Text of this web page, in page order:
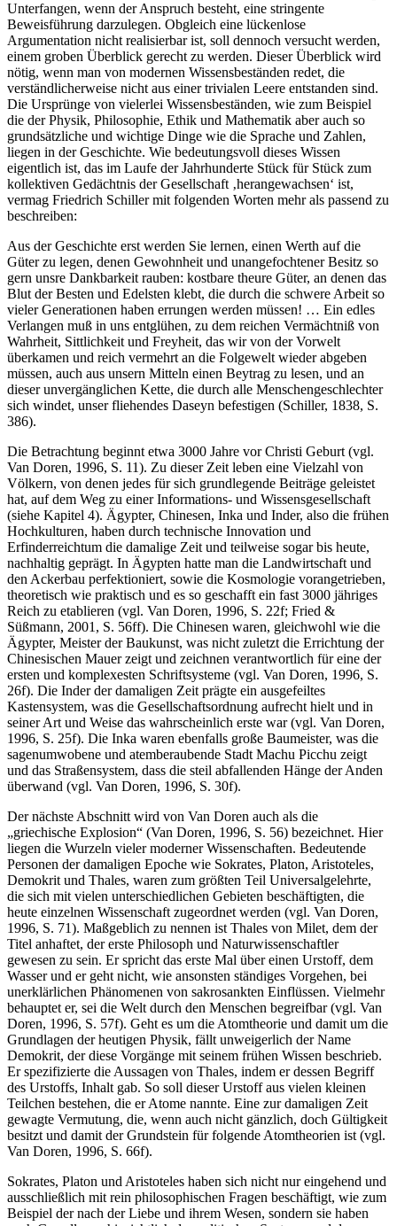
Eine kleine Geschichte des Wissens im Laufe der Jahrhunderte zu
schreiben, gleicht einer Definition der Zeit. Ein mehr als schwieriges
Unterfangen, wenn der Anspruch besteht, eine stringente
Beweisführung darzulegen. Obgleich eine lückenlose
Argumentation nicht realisierbar ist, soll dennoch versucht werden,
einem groben Überblick gerecht zu werden. Dieser Überblick wird
nötig, wenn man von modernen Wissensbeständen redet, die
verständlicherweise nicht aus einer trivialen Leere entstanden sind.
Die Ursprünge von vielerlei Wissensbeständen, wie zum Beispiel
die der Physik, Philosophie, Ethik und Mathematik aber auch so
grundsätzliche und wichtige Dinge wie die Sprache und Zahlen,
liegen in der Geschichte. Wie bedeutungsvoll dieses Wissen
eigentlich ist, das im Laufe der Jahrhunderte Stück für Stück zum
kollektiven Gedächtnis der Gesellschaft ‚herangewachsen‘ ist,
beschreiben:
Aus der Geschichte erst werden Sie lernen, einen Werth auf die
Güter zu legen, denen Gewohnheit und unangefochtener Besitz so
gern unsre Dankbarkeit rauben: kostbare theure Güter, an denen das
Blut der Besten und Edelsten klebt, die durch die schwere Arbeit so
vieler Generationen haben errungen werden müssen! … Ein edles
Verlangen muß in uns entglühen, zu dem reichen Vermächtniß von
Wahrheit, Sittlichkeit und Freyheit, das wir von der Vorwelt
überkamen und reich vermehrt an die Folgewelt wieder abgeben
müssen, auch aus unsern Mitteln einen Beytrag zu lesen, und an
dieser unvergänglichen Kette, die durch alle Menschengeschlechter
386).
Die Betrachtung beginnt etwa 3000 Jahre vor Christi Geburt (vgl.
Van Doren, 1996, S. 11). Zu dieser Zeit leben eine Vielzahl von
Völkern, von denen jedes für sich grundlegende Beiträge geleistet
hat, auf dem Weg zu einer Informations- und Wissensgesellschaft
(siehe Kapitel 4). Ägypter, Chinesen, Inka und Inder, also die frühen
Hochkulturen, haben durch technische Innovation und
Erfinderreichtum die damalige Zeit und teilweise sogar bis heute,
nachhaltig geprägt. In Ägypten hatte man die Landwirtschaft und
den Ackerbau perfektioniert, sowie die Kosmologie vorangetrieben,
theoretisch wie praktisch und es so geschafft ein fast 3000 jähriges
Reich zu etablieren (vgl. Van Doren, 1996, S. 22f; Fried &
Süßmann, 2001, S. 56ff). Die Chinesen waren, gleichwohl wie die
Ägypter, Meister der Baukunst, was nicht zuletzt die Errichtung der
Chinesischen Mauer zeigt und zeichnen verantwortlich für eine der
ersten und komplexesten Schriftsysteme (vgl. Van Doren, 1996, S.
26f). Die Inder der damaligen Zeit prägte ein ausgefeiltes
Kastensystem, was die Gesellschaftsordnung aufrecht hielt und in
seiner Art und Weise das wahrscheinlich erste war (vgl. Van Doren,
1996, S. 25f). Die Inka waren ebenfalls große Baumeister, was die
sagenumwobene und atemberaubende Stadt Machu Picchu zeigt
überwand (vgl. Van Doren, 1996, S. 30f).
Der nächste Abschnitt wird von Van Doren auch als die
„griechische Explosion“ (Van Doren, 1996, S. 56) bezeichnet. Hier
liegen die Wurzeln vieler moderner Wissenschaften. Bedeutende
Personen der damaligen Epoche wie Sokrates, Platon, Aristoteles,
Demokrit und Thales, waren zum größten Teil Universalgelehrte,
die sich mit vielen unterschiedlichen Gebieten beschäftigten, die
heute einzelnen Wissenschaft zugeordnet werden (vgl. Van Doren,
1996, S. 71). Maßgeblich zu nennen ist Thales von Milet, dem der
Titel anhaftet, der erste Philosoph und Naturwissenschaftler
gewesen zu sein. Er spricht das erste Mal über einen Urstoff, dem
Wasser und er geht nicht, wie ansonsten ständiges Vorgehen, bei
unerklärlichen Phänomenen von sakrosankten Einflüssen. Vielmehr
behauptet er, sei die Welt durch den Menschen begreifbar (vgl. Van
Doren, 1996, S. 57f). Geht es um die Atomtheorie und damit um die
Grundlagen der heutigen Physik, fällt unweigerlich der Name
Demokrit, der diese Vorgänge mit seinem frühen Wissen beschrieb.
Er spezifizierte die Aussagen von Thales, indem er dessen Begriff
des Urstoffs, Inhalt gab. So soll dieser Urstoff aus vielen kleinen
Teilchen bestehen, die er Atome nannte. Eine zur damaligen Zeit
gewagte Vermutung, die, wenn auch nicht gänzlich, doch Gültigkeit
Van Doren, 1996, S. 66f).
Sokrates, Platon und Aristoteles haben sich nicht nur eingehend und